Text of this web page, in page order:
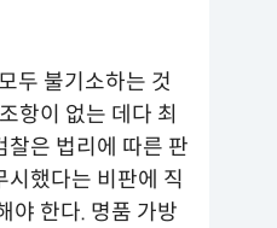
두 불기소하는 것
항이 없는 데다 최
찰은 법리에 따른 판
시했다는 비판에 직
야 한다. 명품 가방